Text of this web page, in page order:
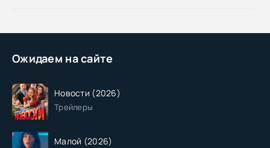
Ожидаем на сайте
Новости (2026)
Трейлеры
Малой (2026)